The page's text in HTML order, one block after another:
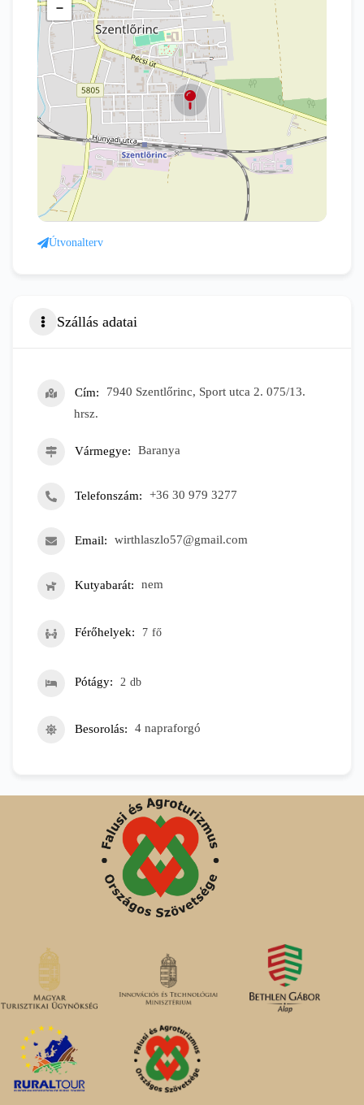
−
Útvonalterv
Szállás adatai
Cím
7940 Szentlőrinc, Sport utca 2. 075/13.
hrsz.
Vármegye Baranya
Telefonszám +36 30 979 3277
Email wirthlaszlo57@gmail.com
Kutyabarát nem
Férőhelyek 7 fő
Pótágy 2 db
Besorolás 4 napraforgó